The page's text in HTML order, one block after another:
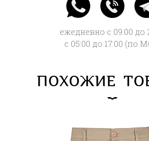
ежедневно с 09:00 до
с 05:00 до 17:00 (по
ПОХОЖИЕ